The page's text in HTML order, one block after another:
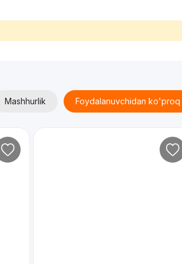
Mashhurlik Foydalanuvchidan ko'proq